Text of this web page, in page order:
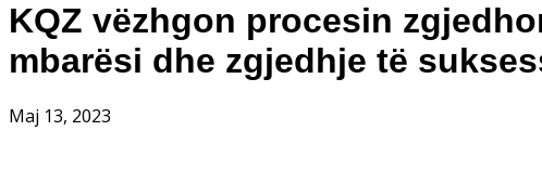
KQZ vëzhgon procesin
mbarësi dhe zgjedhje të
Maj 13, 2023